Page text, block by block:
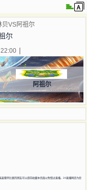
贝VS阿祖尔
尔
阿祖尔
隆甲比赛的朋友可以提前收藏本页面以免错过直播。24直播网还为您